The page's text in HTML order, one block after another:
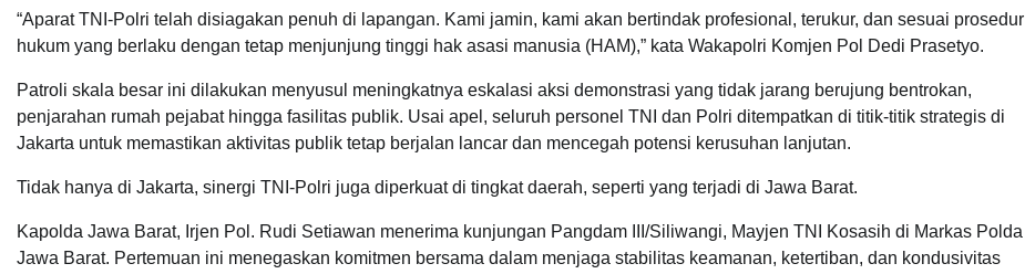
“Aparat TNI-Polri telah disiagakan penuh di lapangan. Kami jamin, kami akan bertindak profesional, terukur, dan sesuai prosedur
hukum yang berlaku dengan tetap menjunjung tinggi hak asasi manusia (HAM),” kata Wakapolri Komjen Pol Dedi Prasetyo.
Patroli skala besar ini dilakukan menyusul meningkatnya eskalasi aksi demonstrasi yang tidak jarang berujung bentrokan,
penjarahan rumah pejabat hingga fasilitas publik. Usai apel, seluruh personel TNI dan Polri ditempatkan di titik-titik strategis di
Jakarta untuk memastikan aktivitas publik tetap berjalan lancar dan mencegah potensi kerusuhan lanjutan.
Tidak hanya di Jakarta, sinergi TNI-Polri juga diperkuat di tingkat daerah, seperti yang terjadi di Jawa Barat.
Kapolda Jawa Barat, Irjen Pol. Rudi Setiawan menerima kunjungan Pangdam III/Siliwangi, Mayjen TNI Kosasih di Markas Polda
Jawa Barat. Pertemuan ini menegaskan komitmen bersama dalam menjaga stabilitas keamanan, ketertiban, dan kondusivitas